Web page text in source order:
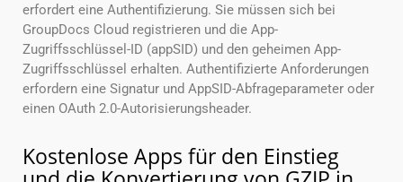
erfordert eine Authentifizierung. Sie müssen sich bei
GroupDocs Cloud registrieren und die App-
Zugriffsschlüssel-ID (appSID) und den geheimen App-
Zugriffsschlüssel erhalten. Authentifizierte Anforderungen
erfordern eine Signatur und AppSID-Abfrageparameter oder
einen OAuth 2.0-Autorisierungsheader.
Kostenlose Apps für den Einstieg